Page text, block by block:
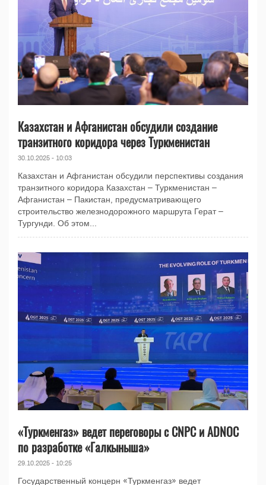
Казахстан и Афганистан обсудили создание
транзитного коридора через Туркменистан
30.10.2025 - 10:03
Казахстан и Афганистан обсудили перспективы создания
транзитного коридора Казахстан – Туркменистан –
Афганистан – Пакистан, предусматривающего
строительство железнодорожного маршрута Герат –
Тургунди. Об этом...
«Туркменгаз» ведет переговоры с CNPC и ADNOC
по разработке «Галкыныша»
29.10.2025 - 10:25
Государственный концерн «Туркменгаз» ведет